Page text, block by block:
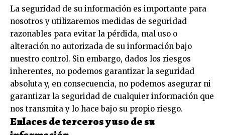
La seguridad de su información es importante para
nosotros y utilizaremos medidas de seguridad
razonables para evitar la pérdida, mal uso o
alteración no autorizada de su información bajo
nuestro control. Sin embargo, dados los riesgos
inherentes, no podemos garantizar la seguridad
absoluta y, en consecuencia, no podemos asegurar ni
garantizar la seguridad de cualquier información que
nos transmita y lo hace bajo su propio riesgo.
Enlaces de terceros y uso de su